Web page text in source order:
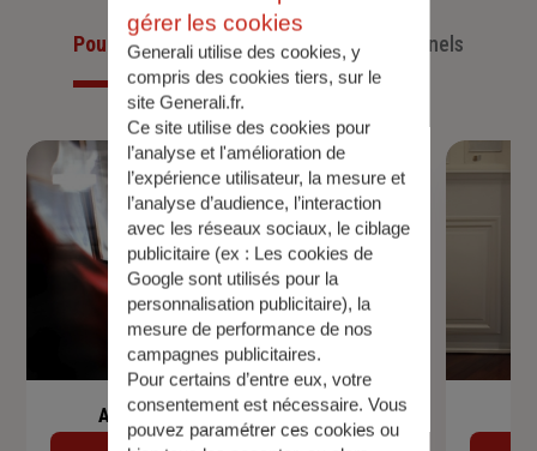
Pour les particuliersPour les professionnels
Assurance de prêt immobilier
gérer les cookies
Generali utilise des cookies, y
compris des cookies tiers, sur le
site Generali.fr.
Ce site utilise des cookies pour
l’analyse et l'amélioration de
l’expérience utilisateur, la mesure et
l’analyse d’audience, l’interaction
avec les réseaux sociaux, le ciblage
publicitaire (ex : Les cookies de
Google sont utilisés pour la
personnalisation publicitaire), la
mesure de performance de nos
campagnes publicitaires.
Pour certains d’entre eux, votre
consentement est nécessaire. Vous
pouvez paramétrer ces cookies ou